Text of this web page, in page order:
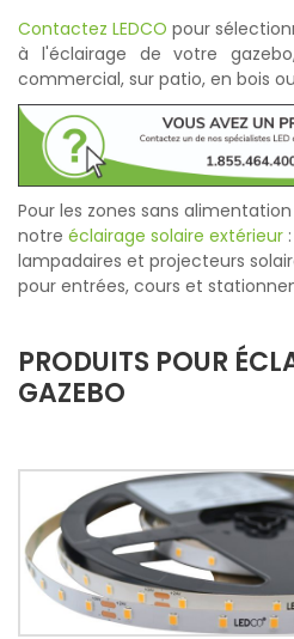
Contactez LEDCO pour
à l'éclairage de votre
commercial, sur patio, en bois
Pour les zones sans
notre éclairage solaire extérieur
lampadaires et projecteurs
pour entrées, cours et
PRODUITS POUR
GAZEBO